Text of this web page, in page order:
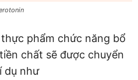
phẩm chức năng bổ
chất sẽ được chuyển
dụ như